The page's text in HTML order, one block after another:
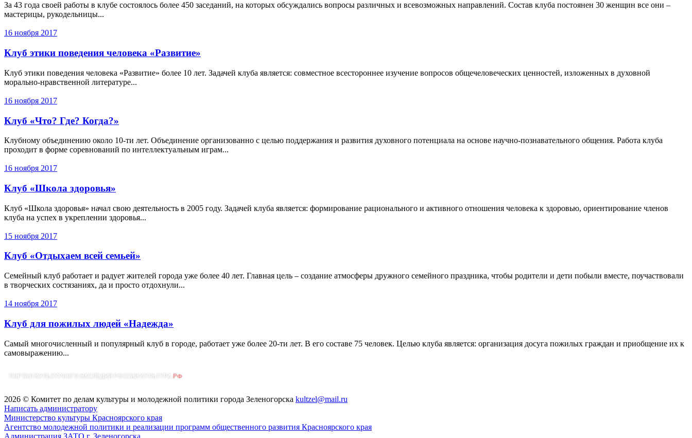
За 43 года своей работы в клубе состоялось более 450 заседаний, на которых обсуждались вопросы различных и всевозможных направлений. Состав клуба постоянен 30 женщин все они –
мастерицы, рукодельницы...
16 ноября 2017
Клуб этики поведения человека «Развитие»
Клуб этики поведения человека «Развитие» более 10 лет. Задачей клуба является: совместное всестороннее изучение вопросов общечеловеческих ценностей, изложенных в духовной
морально-нравственной литературе...
16 ноября 2017
Клуб «Что? Где? Когда?»
Клубному объединению около 10-ти лет. Объединение организованно с целью поддержания и развития духовного потенциала на основе научно-познавательного общения. Работа клуба
проходит в форме соревнований по интеллектуальным играм...
16 ноября 2017
Клуб «Школа здоровья»
Клуб «Школа здоровья» начал свою деятельность в 2005 году. Задачей клуба является: формирование рационального и активного отношения человека к здоровью, ориентирование членов
клуба на успех в укреплении здоровья...
15 ноября 2017
Клуб «Отдыхаем всей семьей»
Семейный клуб работает и радует жителей города уже более 40 лет. Главная цель – создание атмосферы дружного семейного праздника, чтобы родители и дети побыли вместе, поучаствовали
в творческих состязаниях, да и просто отдохнули...
14 ноября 2017
Клуб для пожилых людей «Надежда»
Самый многочисленный и популярный клуб в городе, работает уже более 20-ти лет. В его составе 75 человек. Целью клуба является: организация досуга пожилых граждан и приобщение их к
самовыражению...
2026 © Комитет по делам культуры и молодежной политики города Зеленогорска kultzel@mail.ru
Написать администратору
Министерство культуры Красноярского края
Агентство молодежной политики и реализации программ общественного развития Красноярского края
Администрация ЗАТО г. Зеленогорска